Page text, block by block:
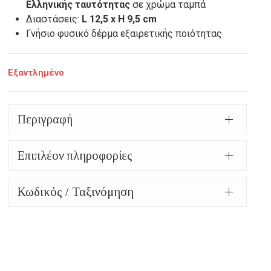
Ελληνικής ταυτότηταςσε χρώμα ταμπά
Διαστάσεις: L 12,5 x H 9,5 cm
Γνήσιο φυσικό δέρμα εξαιρετικής ποιότητας
Εξαντλημένο
Περιγραφή
Επιπλέον πληροφορίες
Κωδικός / Ταξινόμηση